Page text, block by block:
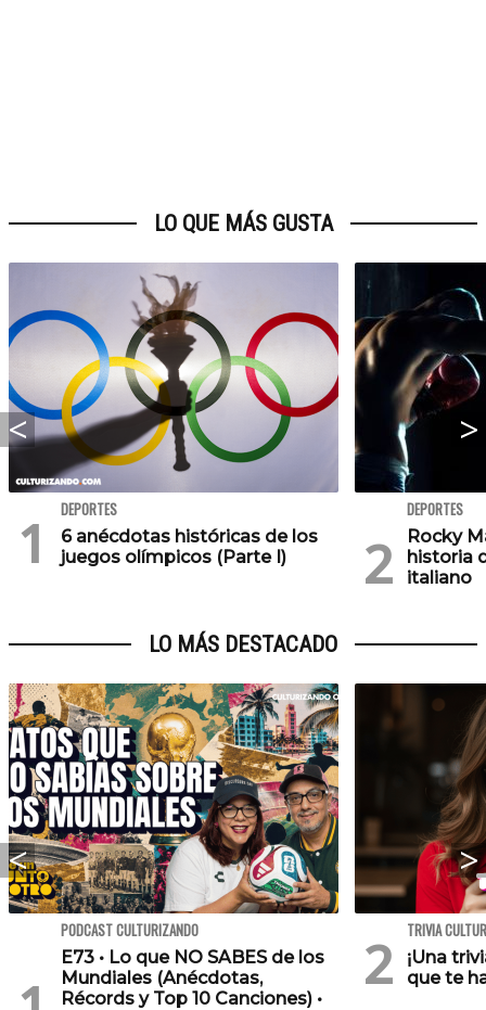
LO QUE MÁS GUSTA
DEPORTES
6 anécdotas históricas de los
juegos olímpicos (Parte I)
DEPORTES
Rocky
historia
italiano
LO MÁS DESTACADO
PODCAST CULTURIZANDO
E73 • Lo que NO SABES de los
Mundiales (Anécdotas,
Récords y Top 10 Canciones) •
TRIVIA
¡Una
que te